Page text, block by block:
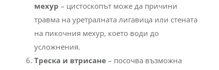
мехур – цистоскопът може да причини
травма на уретралната лигавица или стената
на пикочния мехур, което води до
усложнения.
Треска и втрисане– посочва възможна